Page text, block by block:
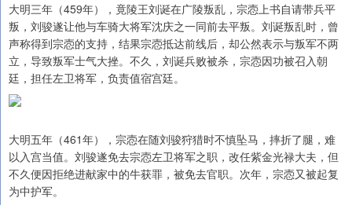
大明三年（459年），竟陵王刘诞在广陵叛乱，宗悫上书自请带兵平
叛，刘骏遂让他与车骑大将军沈庆之一同前去平叛。刘诞叛乱时，曾
声称得到宗悫的支持，结果宗悫抵达前线后，却公然表示与叛军不两
立，导致叛军士气大挫。不久，刘诞兵败被杀，宗悫因功被召入朝
廷，担任左卫将军，负责值宿宫廷。
大明五年（461年），宗悫在随刘骏狩猎时不慎坠马，摔折了腿，难
以入宫当值。刘骏遂免去宗悫左卫将军之职，改任紫金光禄大夫，但
不久便因拒绝进献家中的牛获罪，被免去官职。次年，宗悫又被起复
为中护军。